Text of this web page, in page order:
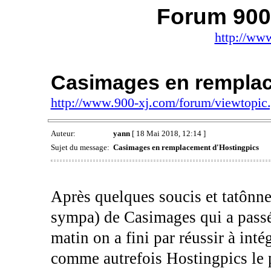
Forum
http://
Casimages en
http://www.900-xj.com/forum/
Auteur: yann[ 18 Mai 2018, 12:14 ]
Sujet du message: Casimages en remplacement d'Hostingpics
Après quelques soucis et
sympa) de Casimages qui a
matin on a fini par réussir à
comme autrefois Hostingpics le